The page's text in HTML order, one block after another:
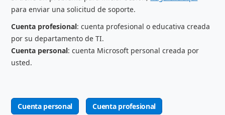
para enviar una solicitud de soporte.
Cuenta profesional: cuenta profesional o educativa creada
por su departamento de TI.
Cuenta personal: cuenta Microsoft personal creada por
usted.
Cuenta personal Cuenta profesional